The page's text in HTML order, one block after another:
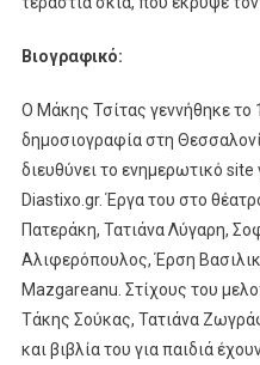
Βιογραφικό:
Ο Μάκης Τσίτας γεννήθηκε το
δημοσιογραφία στη
διευθύνει το ενημερωτικό site
Diastixo.gr. Έργα του στο
Πατεράκη, Τατιάνα Λύγαρη,
Αλιφερόπουλος, Έρση
Mazgareanu. Στίχους του
Τάκης Σούκας, Τατιάνα
και βιβλία του για παιδιά